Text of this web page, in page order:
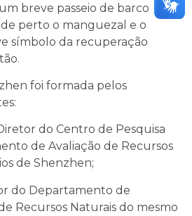
breve passeio de barco
perto o manguezal e o
símbolo da recuperação
foi formada pelos
do Centro de Pesquisa
de Avaliação de Recursos
de Shenzhen;
do Departamento de
Recursos Naturais do mesmo